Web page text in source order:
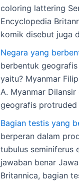
coloring lattering
Encyclopedia
komik disebut juga
Negara yang
berbentuk
yaitu? Myanmar
A. Myanmar
geografis
Bagian testis yang
berperan dalam
tubulus seminiferus
jawaban benar
Britannica, bagian